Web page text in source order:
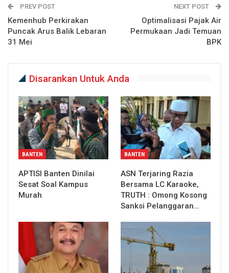
PREV POST
Kemenhub Perkirakan
Puncak Arus Balik Lebaran
31 Mei
NEXT POST
Optimalisasi Pajak Air
Permukaan Jadi Temuan
BPK
Disarankan Untuk Anda
BANTEN
APTISI Banten Dinilai
Sesat Soal Kampus
Murah
BANTEN
ASN Terjaring Razia
Bersama LC Karaoke,
TRUTH : Omong Kosong
Sanksi Pelanggaran…